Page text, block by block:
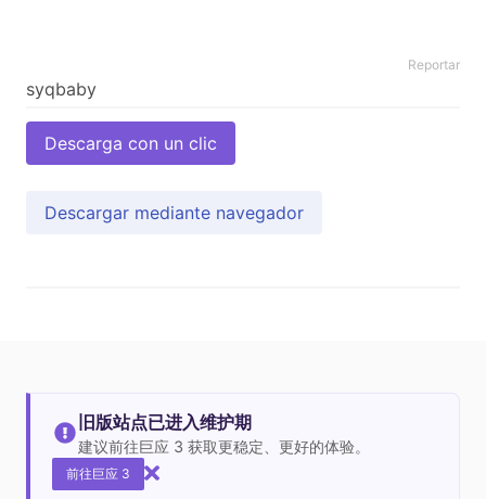
Reportar
Descarga con un clic
Descargar mediante navegador
旧版站点已进入维护期
建议前往巨应 3 获取更稳定、更好的体验。
前往巨应 3